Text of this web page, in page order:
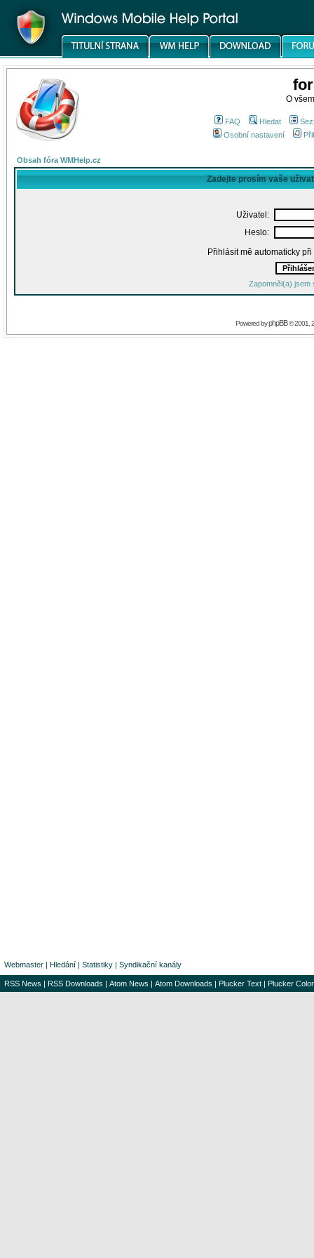
O
FAQ Hledat
Osobní nastavení
Obsah fóra WMHelp.cz
Zadejte prosím vaše
Uživatel:
Heslo:
Přihlásit mě automaticky
Zapomněl(a) jsem
Powered byphpBB© 2001,
Webmaster | Hledání | Statistiky | Syndikační kanály
RSS News | RSS Downloads | Atom News | Atom Downloads | Plucker Text | Plucker Color